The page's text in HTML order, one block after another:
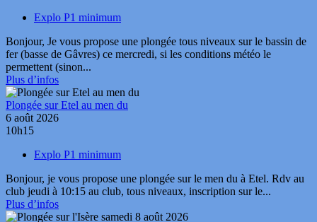
Explo P1 minimum
Bonjour, Je vous propose une plongée tous niveaux sur le bassin de
fer (basse de Gâvres) ce mercredi, si les conditions météo le
permettent (sinon...
Plus d’infos
Plongée sur Etel au men du
6 août 2026
10h15
Explo P1 minimum
Bonjour, je vous propose une plongée sur le men du à Etel. Rdv au
club jeudi à 10:15 au club, tous niveaux, inscription sur le...
Plus d’infos